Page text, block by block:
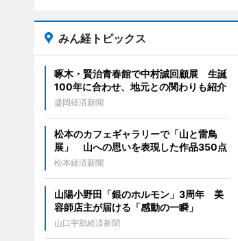
みん経トピックス
啄木・賢治青春館で中村誠回顧展 生誕
100年に合わせ、地元との関わりも紹介
盛岡経済新聞
松本のカフェギャラリーで「山と雷鳥
展」 山への思いを表現した作品350点
松本経済新聞
山陽小野田「銀のホルモン」3周年 美
容師店主が届ける「感動の一瞬」
山口宇部経済新聞